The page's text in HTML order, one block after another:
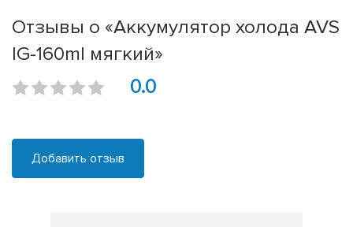
Отзывы о «Аккумулятор холода AVS
IG-160ml мягкий»
0.0
Добавить отзыв